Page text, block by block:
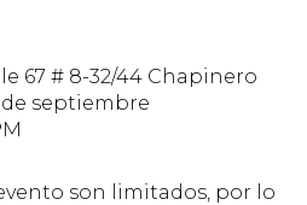
67 # 8-32/44 Chapinero
de septiembre
son limitados, por lo